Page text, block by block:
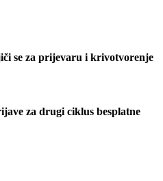
se za prijevaru i krivotvorenje
za drugi ciklus besplatne